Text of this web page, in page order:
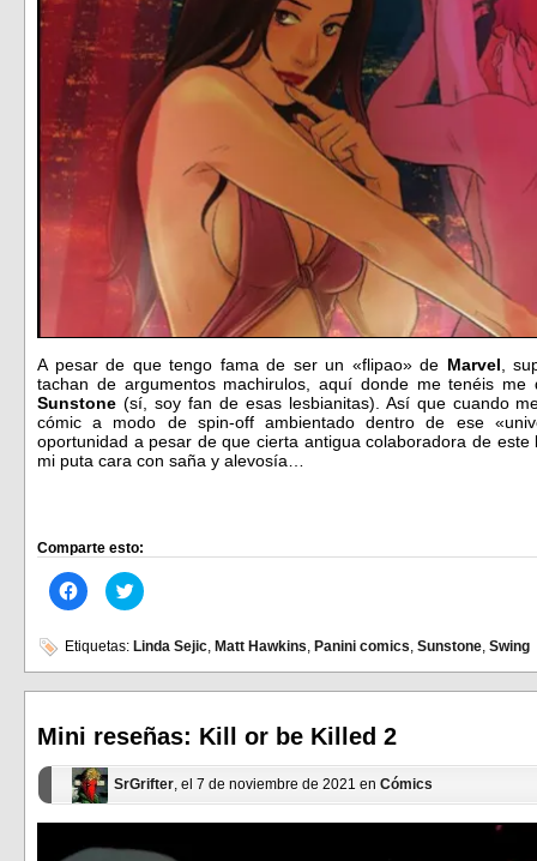
A pesar de que tengo fama de ser un «flipao» de Marvel ,
tachan de argumentos machirulos, aquí donde me tenéis
Sunstone (sí, soy fan de esas lesbianitas). Así que cuando
cómic a modo de spin-off ambientado dentro de ese
oportunidad a pesar de que cierta antigua colaboradora de
mi puta cara con saña y alevosía…
Comparte esto:
Haz
clic
en
Facebook
(Se
abre
ventana
nueva)
Haz
clic
en
(Se
abre
ventana
nueva)
Etiquetas: Linda Sejic, Matt Hawkins, Panini comics, Sunstone, Swing
Mini reseñas: Kill or be Killed 2
SrGrifter , el 7 de noviembre de 2021 en Cómics